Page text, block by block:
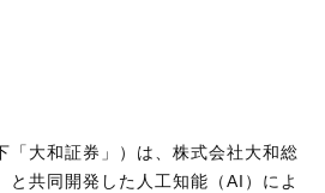
「大和証券」）は、株式会社大和総
と共同開発した人工知能（AI）によ